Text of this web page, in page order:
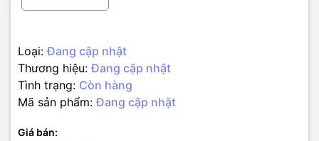
Loại: Đang cập nhật
Thương hiệu: Đang cập nhật
Tình trạng: Còn hàng
Mã sản phẩm: Đang cập nhật
Giá bán: